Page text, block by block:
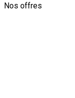
Nos offres